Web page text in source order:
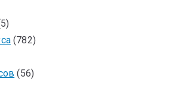
(782)
(56)